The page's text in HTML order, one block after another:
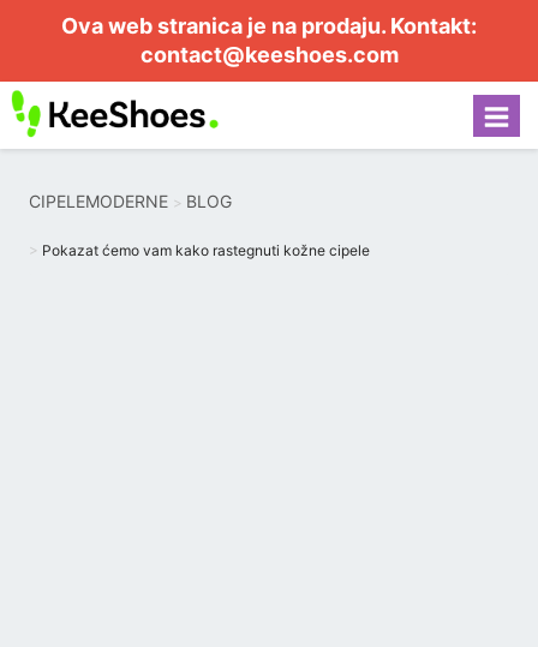
Ova web stranica je na prodaju. Kontakt:
contact@keeshoes.com
CIPELEMODERNE BLOG
Pokazat ćemo vam kako rastegnuti kožne cipele